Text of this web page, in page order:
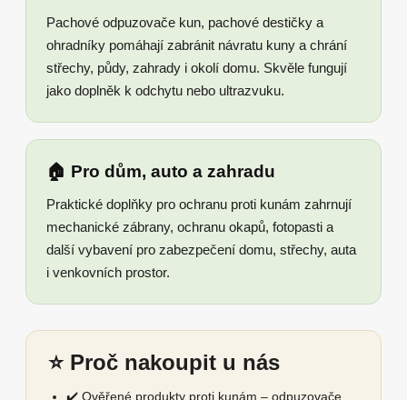
Pachové odpuzovače kun, pachové destičky a
ohradníky pomáhají zabránit návratu kuny a chrání
střechy, půdy, zahrady i okolí domu. Skvěle fungují
jako doplněk k odchytu nebo ultrazvuku.
🏠 Pro dům, auto a zahradu
Praktické doplňky pro ochranu proti kunám zahrnují
mechanické zábrany, ochranu okapů, fotopasti a
další vybavení pro zabezpečení domu, střechy, auta
i venkovních prostor.
⭐ Proč nakoupit u nás
✔️ Ověřené produkty proti kunám – odpuzovače,